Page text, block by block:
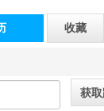
收藏
灯饰学院旁）